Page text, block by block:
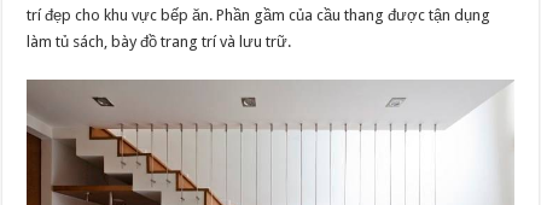
trí đẹp cho khu vực bếp ăn. Phần gầm của cầu thang được tận dụng
làm tủ sách, bày đồ trang trí và lưu trữ.